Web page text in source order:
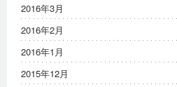
2016年3月
2016年2月
2016年1月
2015年12月